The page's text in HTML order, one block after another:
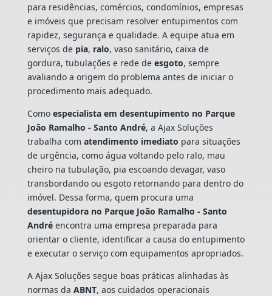
para residências, comércios, condomínios, empresas
e imóveis que precisam resolver entupimentos com
rapidez, segurança e qualidade. A equipe atua em
serviços de pia, ralo, vaso sanitário, caixa de
gordura, tubulações e rede de esgoto, sempre
avaliando a origem do problema antes de iniciar o
procedimento mais adequado.
Como especialista em desentupimento no Parque
João Ramalho - Santo André, a Ajax Soluções
trabalha com atendimento imediato para situações
de urgência, como água voltando pelo ralo, mau
cheiro na tubulação, pia escoando devagar, vaso
transbordando ou esgoto retornando para dentro do
imóvel. Dessa forma, quem procura uma
desentupidora no Parque João Ramalho - Santo
Andréencontra uma empresa preparada para
orientar o cliente, identificar a causa do entupimento
e executar o serviço com equipamentos apropriados.
A Ajax Soluções segue boas práticas alinhadas às
normas da ABNT, aos cuidados operacionais